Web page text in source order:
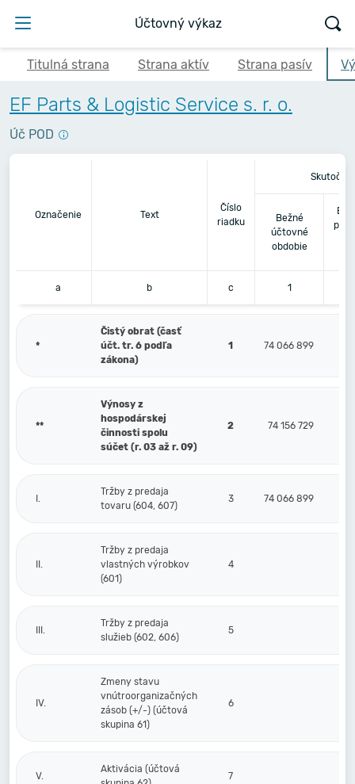
Účtovný výkaz
Titulná strana Strana aktív Strana pasív
EF Parts & Logistic Service s. r. o.
Úč POD
Označenie Text
Číslo
riadku
Bežné
účtovné
obdobie
a b c 1
*
Čistý obrat (časť
účt. tr. 6 podľa
zákona)
1 74 066 899
**
Výnosy z
hospodárskej
činnosti spolu
súčet (r. 03 až r. 09)
2 74 156 729
I.
Tržby z predaja
tovaru (604, 607)
3 74 066 899
II.
Tržby z predaja
vlastných výrobkov
(601)
4
III.
Tržby z predaja
služieb (602, 606)
5
IV.
Zmeny stavu
vnútroorganizačných
zásob (+/-) (účtová
skupina 61)
6
V.
Aktivácia (účtová
7